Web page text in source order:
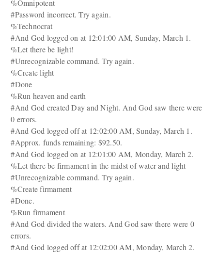
%Omnipotent
#Password incorrect. Try again.
%Technocrat
#And God logged on at 12:01:00 AM, Sunday, March 1.
%Let there be light!
#Unrecognizable command. Try again.
%Create light
#Done
%Run heaven and earth
#And God created Day and Night. And God saw there were
0 errors.
#And God logged off at 12:02:00 AM, Sunday, March 1.
#Approx. funds remaining: $92.50.
#And God logged on at 12:01:00 AM, Monday, March 2.
%Let there be firmament in the midst of water and light
#Unrecognizable command. Try again.
%Create firmament
#Done.
%Run firmament
#And God divided the waters. And God saw there were 0
errors.
#And God logged off at 12:02:00 AM, Monday, March 2.